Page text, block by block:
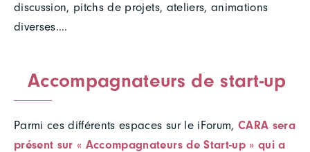
discussion, pitchs de projets, ateliers, animations
diverses….
Accompagnateurs de start-up
Parmi ces différents espaces sur le iForum, CARA sera
présent sur « Accompagnateurs de Start-up » qui a